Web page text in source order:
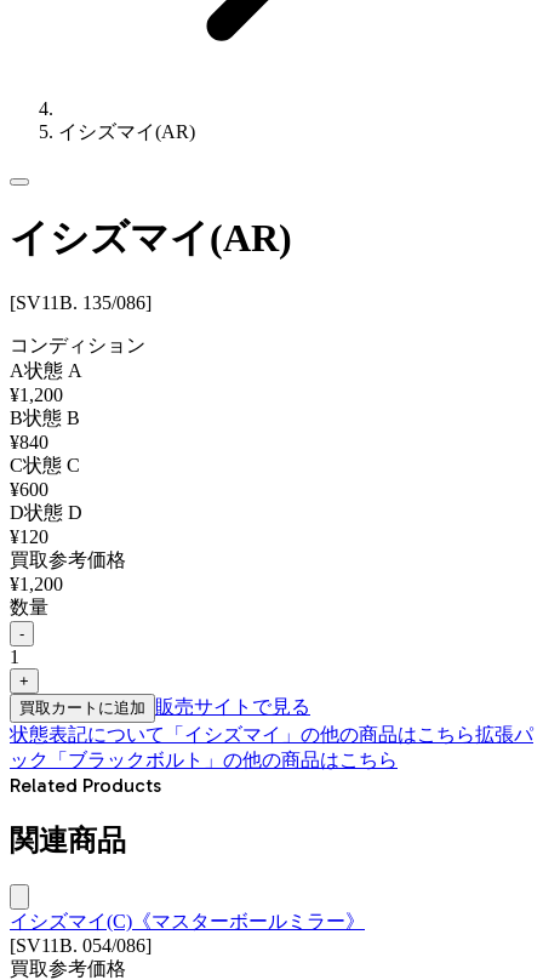
イシズマイ(AR)
イシズマイ(AR)
[SV11B. 135/086]
コンディション
A状態 A
¥1,200
B状態 B
¥840
C状態 C
¥600
D状態 D
¥120
買取参考価格
¥1,200
数量
-
1
+
買取カートに追加
販売サイトで見る
状態表記について
「 イシズマイ 」の他の商品はこちら拡張パ
ック「ブラックボルト」 の他の商品はこちら
Related Products
関連商品
イシズマイ(C)《マスターボールミラー》
[SV11B. 054/086]
買取参考価格